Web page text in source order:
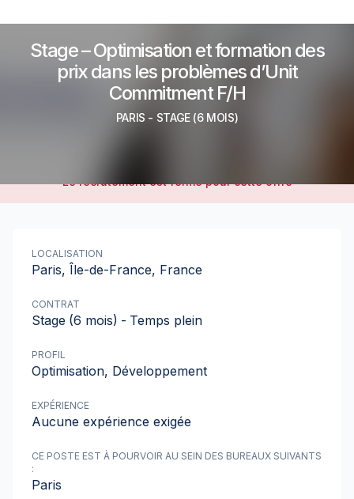
Stage – Optimisation et formation des
prix dans les problèmes d’Unit
Commitment F/H
PARIS - STAGE(6 MOIS)
Le recrutement est fermé pour cette offre
LOCALISATION
Paris, Île-de-France, France
CONTRAT
Stage (6 mois) - Temps plein
PROFIL
Optimisation, Développement
EXPÉRIENCE
Aucune expérience exigée
CE POSTE EST À POURVOIR AU SEIN DES BUREAUX SUIVANTS
:
Paris